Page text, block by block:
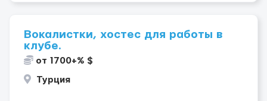
Вокалистки, хостес для работы в
клубе.
от 1700+% $
Турция